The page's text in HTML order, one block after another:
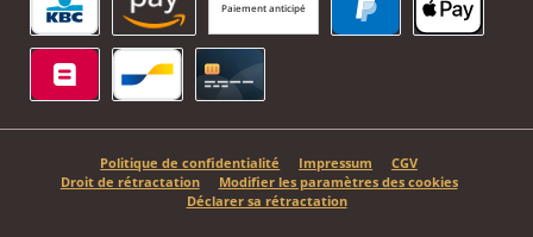
Paiement anticipé
KBC/CBC Payment Button
Amazon Pay
Politique de confidentialité Impressum
CGV
Droit de rétractation
Modifier les paramètres des cookies
Déclarer sa rétractation